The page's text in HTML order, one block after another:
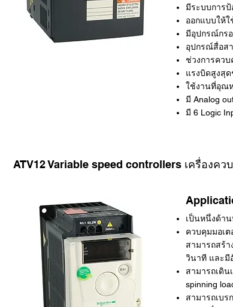
มีระบบการป้
ออกแบบให้ใ
มีอุปกรณ์กร
อุปกรณ์สื่อส
ช่วงการควบ
แรงบิดสูงสุ
ใช้งานที่อุณ
มี Analog
มี 6 Logic
ATV12 Variable speed controllers เครื่องคว
เป็นหนึ่งด้า
ควบคุมมอเต
สามารถสร้า
วินาที และมี
สามารถเดิน
spinning
สามารถเบร